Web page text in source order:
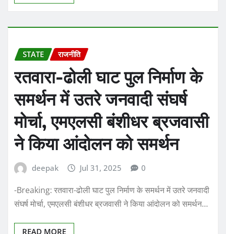
STATE राजनीति
रतवारा-ढोली घाट पुल निर्माण के
समर्थन में उतरे जनवादी संघर्ष
मोर्चा, एमएलसी बंशीधर ब्रजवासी
ने किया आंदोलन को समर्थन
deepak Jul 31, 2025 0
-Breaking: रतवारा-ढोली घाट पुल निर्माण के समर्थन में उतरे जनवादी
संघर्ष मोर्चा, एमएलसी बंशीधर ब्रजवासी ने किया आंदोलन को समर्थन…
READ MORE